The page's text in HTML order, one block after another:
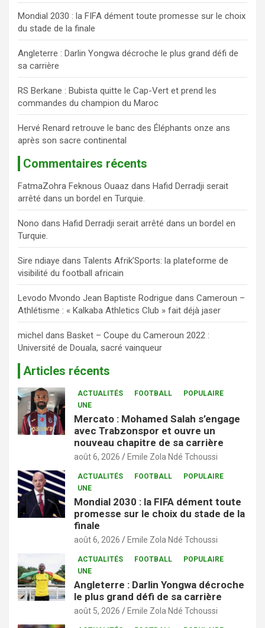
h
e
r
Mondial 2030 : la FIFA dément toute promesse sur le choix
du stade de la finale
Angleterre : Darlin Yongwa décroche le plus grand défi de
sa carrière
RS Berkane : Bubista quitte le Cap-Vert et prend les
commandes du champion du Maroc
Hervé Renard retrouve le banc des Éléphants onze ans
après son sacre continental
Commentaires récents
FatmaZohra Feknous Ouaaz dans Hafid Derradji serait
arrêté dans un bordel en Turquie.
Nono dans Hafid Derradji serait arrêté dans un bordel en
Turquie.
Sire ndiaye dans Talents Afrik’Sports: la plateforme de
visibilité du football africain
Levodo Mvondo Jean Baptiste Rodrigue dans Cameroun –
Athlétisme : « Kalkaba Athletics Club » fait déjà jaser
michel dans Basket – Coupe du Cameroun 2022 :
Université de Douala, sacré vainqueur
Articles récents
ACTUALITÉS FOOTBALL
POPULAIRE
UNE
Mercato : Mohamed Salah s’engage
avec Trabzonspor et ouvre un
nouveau chapitre de sa carrière
août 6, 2026 Emile Zola Ndé Tchoussi
ACTUALITÉS FOOTBALL
POPULAIRE
UNE
Mondial 2030 : la FIFA dément toute
promesse sur le choix du stade de la
finale
août 6, 2026 Emile Zola Ndé Tchoussi
ACTUALITÉS FOOTBALL
POPULAIRE
UNE
Angleterre : Darlin Yongwa décroche
le plus grand défi de sa carrière
août 5, 2026 Emile Zola Ndé Tchoussi